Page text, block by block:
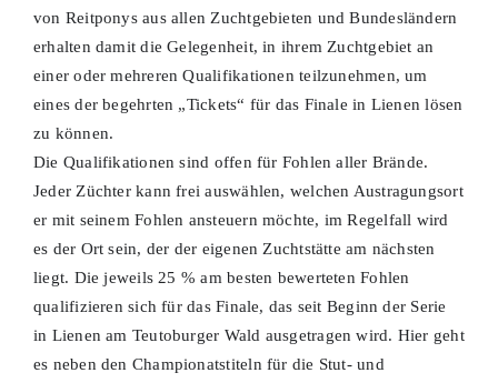
von Reitponys aus allen Zuchtgebieten und Bundesländern
erhalten damit die Gelegenheit, in ihrem Zuchtgebiet an
einer oder mehreren Qualifikationen teilzunehmen, um
eines der begehrten „Tickets“ für das Finale in Lienen lösen
zu können.
Die Qualifikationen sind offen für Fohlen aller Brände.
Jeder Züchter kann frei auswählen, welchen Austragungsort
er mit seinem Fohlen ansteuern möchte, im Regelfall wird
es der Ort sein, der der eigenen Zuchtstätte am nächsten
liegt. Die jeweils 25 % am besten bewerteten Fohlen
qualifizieren sich für das Finale, das seit Beginn der Serie
in Lienen am Teutoburger Wald ausgetragen wird. Hier geht
es neben den Championatstiteln für die Stut- und